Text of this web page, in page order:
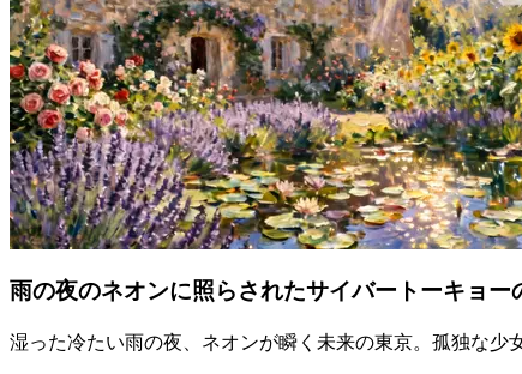
雨の夜のネオンに照らされたサイバートーキョー
湿った冷たい雨の夜、ネオンが瞬く未来の東京。孤独な少